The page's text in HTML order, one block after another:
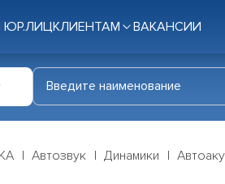
ЮР.ЛИЦКЛИЕНТАМ ВАКАНСИИ
Автозвук Динамики